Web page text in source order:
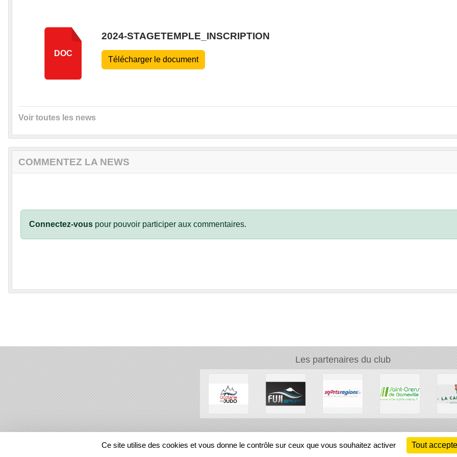
DOC
2024-STAGETEMPLE_INSCRIPTION
Télécharger le document
Voir toutes les news
COMMENTEZ LA NEWS
Connectez-vous pour pouvoir participer aux commentaires.
Les partenaires du club
REGIONS
Ce site utilise des cookies et vous donne le contrôle sur ceux que vous souhaitez activer Tout